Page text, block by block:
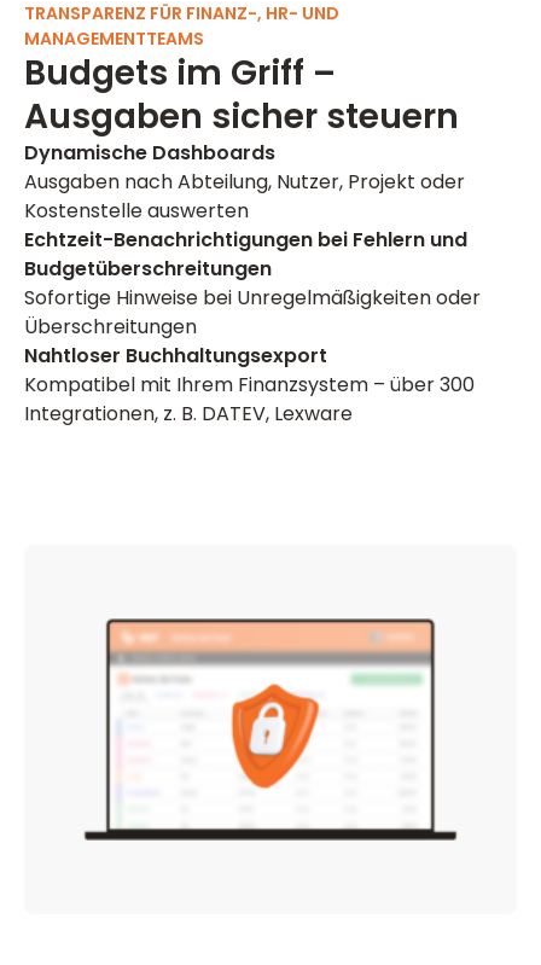
TRANSPARENZ FÜR FINANZ-, HR- UND
MANAGEMENTTEAMS
Budgets im Griff –
Ausgaben sicher steuern
Dynamische Dashboards
Ausgaben nach Abteilung, Nutzer, Projekt oder
Kostenstelle auswerten
Echtzeit-Benachrichtigungen bei Fehlern und
Budgetüberschreitungen
Sofortige Hinweise bei Unregelmäßigkeiten oder
Überschreitungen
Nahtloser Buchhaltungsexport
Kompatibel mit Ihrem Finanzsystem – über 300
Integrationen, z. B. DATEV, Lexware